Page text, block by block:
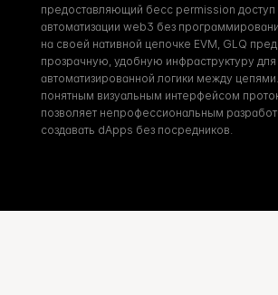
предоставляющий бесс permission доступ
автоматизации web3 без
на своей нативной цепочке EVM, GLQ
прозрачную, удобную инфраструктуру
автоматизированной логики между
понятным визуальным интерфейсом
позволяет непрофессиональным
создавать dApps без посредников.